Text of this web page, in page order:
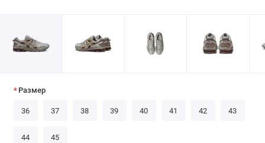
Размер
36 37 38 39 40 41 42 43
44 45